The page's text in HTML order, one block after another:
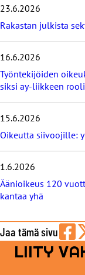
i
m
t
b
l
g
i
t
23.6.2026
Rakastan julkista
16.6.2026
Työntekijöiden
siksi ay-liikkeen
15.6.2026
Oikeutta siivoojille:
1.6.2026
Äänioikeus 120
kantaa yhä
Jaa tämä sivu
Jaa
LIITY